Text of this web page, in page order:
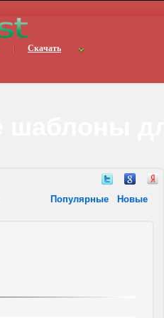
Скачать
Популярные Новые